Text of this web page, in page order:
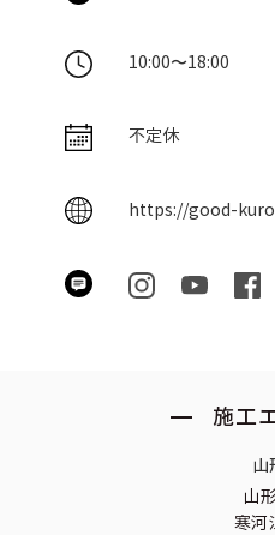
10:00〜18:00
不定休
https://good-
施工
山
山
寒河